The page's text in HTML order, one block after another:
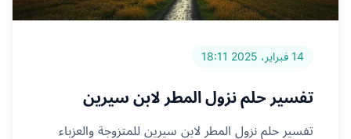
14 فبراير، 2025 18:11
تفسير حلم نزول المطر لابن سيرين
تفسير حلم نزول المطر لابن سيرين للمتزوجة والعزباء